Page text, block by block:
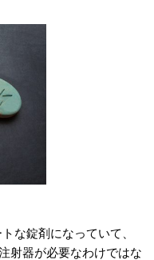
な錠剤になっていて、
射器が必要なわけではな